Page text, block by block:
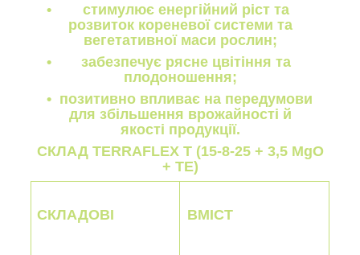
стимулює енергійний ріст та
розвиток кореневої системи та
вегетативної маси рослин;
забезпечує рясне цвітіння та
плодоношення;
позитивно впливає на передумови
для збільшення врожайності й
якості продукції.
СКЛАД TERRAFLEX Т (15-8-25 + 3,5 MgO
+ TЕ)
СКЛАДОВІ ВМІСТ